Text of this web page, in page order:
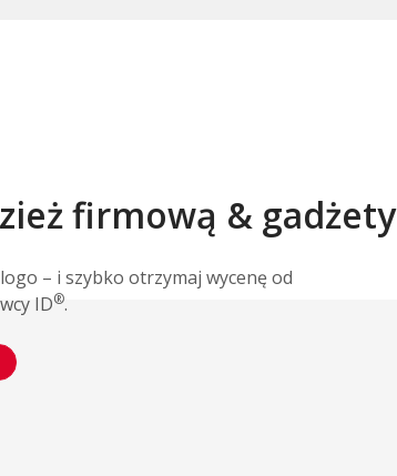
firmową & gadżety
– i szybko otrzymaj wycenę od
ID®.